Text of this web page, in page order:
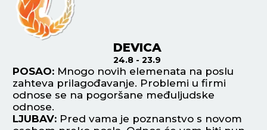
DEVICA
24.8 - 23.9
POSAO:Mnogo novih elemenata na poslu
zahteva prilagođavanje. Problemi u firmi
odnose se na pogoršane međuljudske
odnose.
LJUBAV:Pred vama je poznanstvo s novom